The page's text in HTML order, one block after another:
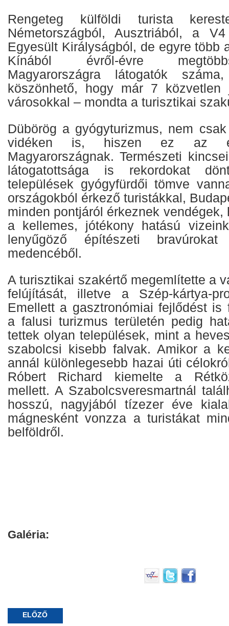
Rengeteg külföldi turista
Németországból, Ausztriából, a
Egyesült Királyságból, de egyre több
Kínából évről-évre
Magyarországra látogatók
köszönhető, hogy már 7
városokkal – mondta a turisztikai
Dübörög a gyógyturizmus, nem
vidéken is, hiszen ez az
Magyarországnak. Természeti
látogatottsága is rekordokat
települések gyógyfürdői tömve
országokból érkező turistákkal,
minden pontjáról érkeznek vendégek,
a kellemes, jótékony hatású
lenyűgöző építészeti
medencéből.
A turisztikai szakértő megemlítette a
felújítását, illetve a Szép-kártya-
Emellett a gasztronómiai fejlődést is
a falusi turizmus területén pedig
tettek olyan települések, mint a
szabolcsi kisebb falvak. Amikor a
annál különlegesebb hazai úti
Róbert Richard kiemelte a
mellett. A Szabolcsveresmartnál
hosszú, nagyjából tízezer éve
mágnesként vonzza a turistákat
belföldről.
Galéria:
ELŐZŐ